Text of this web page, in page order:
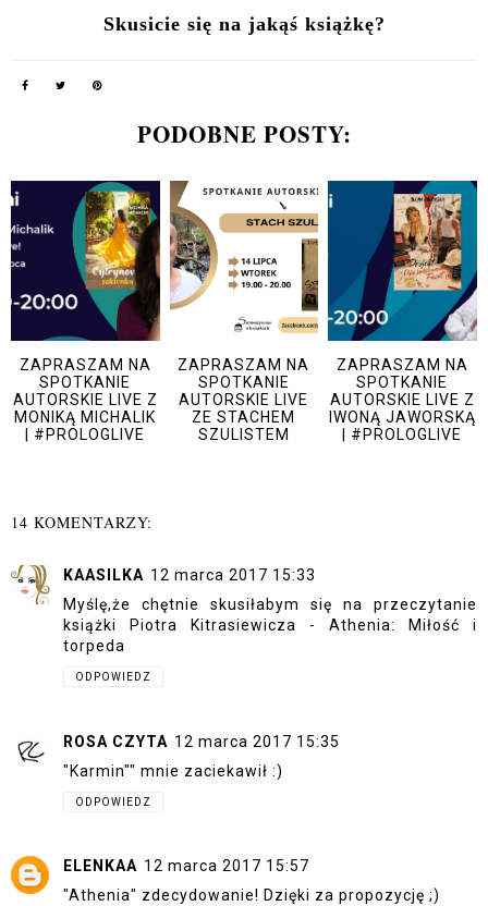
Skusicie się na jakąś książkę?
PODOBNE POSTY:
ZAPRASZAM NA
SPOTKANIE
AUTORSKIE LIVE Z
MONIKĄ MICHALIK
| #PROLOGLIVE
ZAPRASZAM NA
SPOTKANIE
AUTORSKIE LIVE
ZE STACHEM
SZULISTEM
ZAPRASZAM NA
SPOTKANIE
AUTORSKIE LIVE Z
IWONĄ JAWORSKĄ
| #PROLOGLIVE
14 KOMENTARZY:
KAASILKA 12 marca 2017 15:33
Myślę,że chętnie skusiłabym się na przeczytanie
książki Piotra Kitrasiewicza - Athenia: Miłość i
torpeda
ODPOWIEDZ
ROSA CZYTA 12 marca 2017 15:35
"Karmin"" mnie zaciekawił :)
ODPOWIEDZ
ELENKAA 12 marca 2017 15:57
"Athenia" zdecydowanie! Dzięki za propozycję ;)